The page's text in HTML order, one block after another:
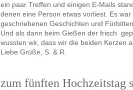
ein paar Treffen und einigen E-Mails
denen eine Person etwas vorliest. Es
geschriebenen Geschichten und
Und als dann beim Gießen der frisch
wussten wir, dass wir die beiden Kerzen
Liebe Grüße, S. & R.
zum fünften Hochzeitstag